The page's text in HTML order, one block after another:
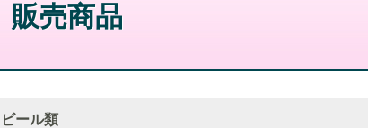
販売商品
ビール類